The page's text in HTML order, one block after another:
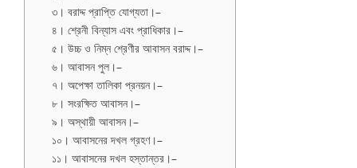
৩। বরাদ্দ প্রাপ্তি যোগ্যতা।–
৪। শ্রেনী বিন্যাস এবং প্রাধিকার।–
৫। উচ্চ ও নিম্ন শ্রেণীর আবাসন বরাদ্দ।–
৬। আবাসন পুল।–
৭। অপেক্ষা তালিকা প্রনয়ন।–
৮। সংরক্ষিত আবাসন।–
৯। অস্থায়ী আবাসন।–
১০। আবাসনের দখল গ্রহণ।–
১১। আবাসনের দখল হস্তান্তর।–